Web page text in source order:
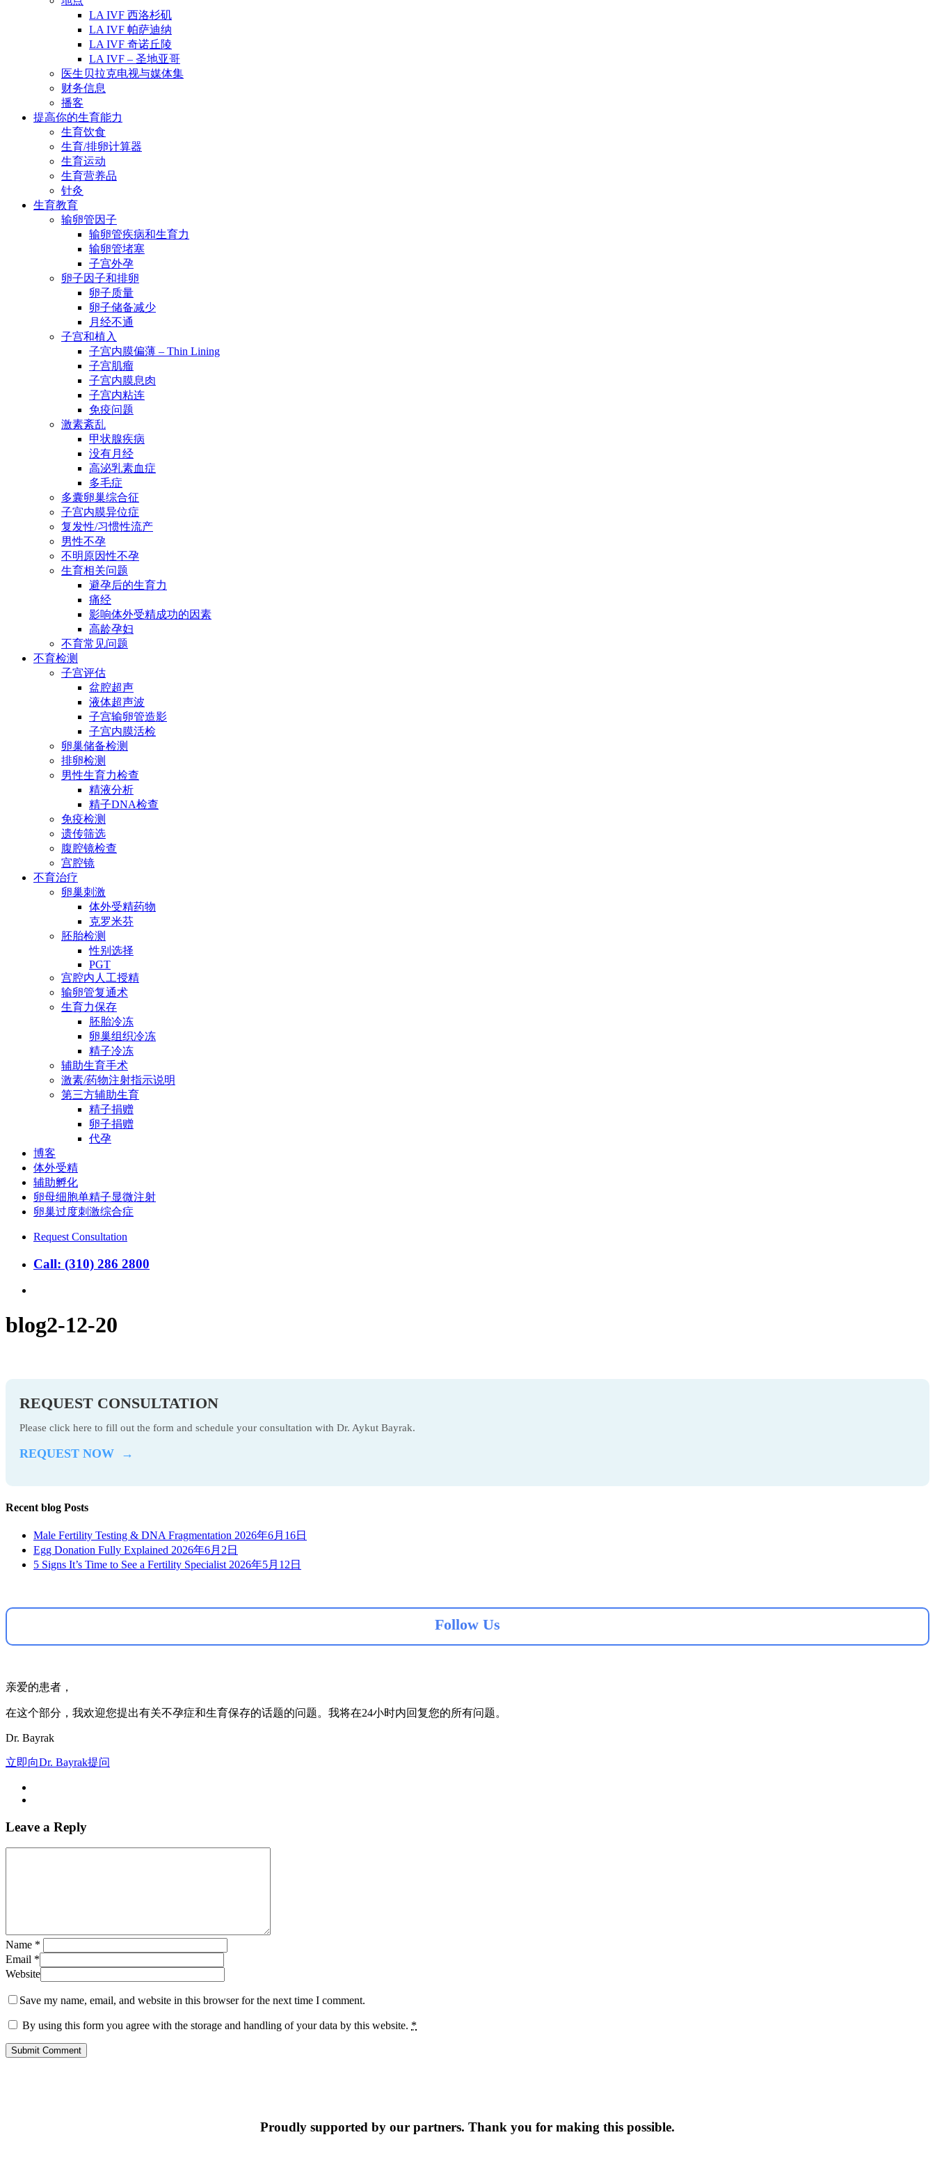
LA IVF 西洛杉矶
LA IVF 帕萨迪纳
LA IVF 奇诺丘陵
LA IVF – 圣地亚哥
医生贝拉克电视与媒体集
财务信息
播客
提高你的生育能力
生育饮食
生育/排卵计算器
生育运动
生育营养品
针灸
生育教育
输卵管因子
输卵管疾病和生育力
输卵管堵塞
子宫外孕
卵子因子和排卵
卵子质量
卵子储备减少
月经不通
子宫和植入
子宫内膜偏薄 – Thin Lining
子宫肌瘤
子宫内膜息肉
子宫内粘连
免疫问题
激素紊乱
甲状腺疾病
没有月经
高泌乳素血症
多毛症
多囊卵巢综合征
子宫内膜异位症
复发性/习惯性流产
男性不孕
不明原因性不孕
生育相关问题
避孕后的生育力
痛经
影响体外受精成功的因素
高龄孕妇
不育常见问题
不育检测
子宫评估
盆腔超声
液体超声波
子宫输卵管造影
子宫内膜活检
卵巢储备检测
排卵检测
男性生育力检查
精液分析
精子DNA检查
免疫检测
遗传筛选
腹腔镜检查
宫腔镜
不育治疗
卵巢刺激
体外受精药物
克罗米芬
胚胎检测
性别选择
PGT
宫腔内人工授精
输卵管复通术
生育力保存
胚胎冷冻
卵巢组织冷冻
精子冷冻
辅助生育手术
激素/药物注射指示说明
第三方辅助生育
精子捐赠
卵子捐赠
代孕
博客
体外受精
辅助孵化
卵母细胞单精子显微注射
卵巢过度刺激综合症
Request Consultation
Call: (310) 286 2800
blog2-12-20
REQUEST CONSULTATION
Please click here to fill out the form and schedule your consultation with Dr. Aykut Bayrak.
REQUEST NOW →
Recent blog Posts
Male Fertility Testing & DNA Fragmentation 2026年6月16日
Egg Donation Fully Explained 2026年6月2日
5 Signs It’s Time to See a Fertility Specialist 2026年5月12日
Follow Us
亲爱的患者，
在这个部分，我欢迎您提出有关不孕症和生育保存的话题的问题。我将在24小时内回复您的所有问题。
Dr. Bayrak
立即向Dr. Bayrak提问
Leave a Reply
Name *
Email *
Website
Save my name, email, and website in this browser for the next time I comment.
By using this form you agree with the storage and handling of your data by this website. *
Proudly supported by our partners. Thank you for making this possible.